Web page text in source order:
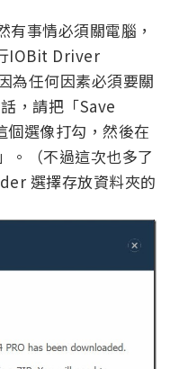
事情必須關電腦，
IOBit Driver
為任何因素必須要關
，請把「Save
選像打勾，然後在
（不過這次也多了
選擇存放資料夾的